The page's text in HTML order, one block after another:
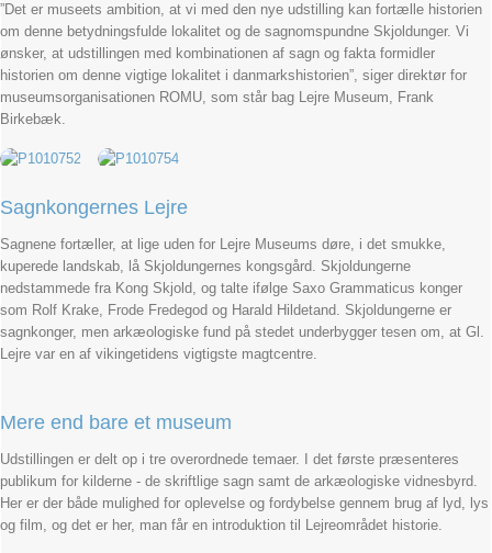
”Det er museets ambition, at vi med den nye udstilling kan fortælle historien
om denne betydningsfulde lokalitet og de sagnomspundne Skjoldunger. Vi
ønsker, at udstillingen med kombinationen af sagn og fakta formidler
historien om denne vigtige lokalitet i danmarkshistorien”, siger direktør for
museumsorganisationen ROMU, som står bag Lejre Museum, Frank
Birkebæk.
Sagnkongernes Lejre
Sagnene fortæller, at lige uden for Lejre Museums døre, i det smukke,
kuperede landskab, lå Skjoldungernes kongsgård. Skjoldungerne
nedstammede fra Kong Skjold, og talte ifølge Saxo Grammaticus konger
som Rolf Krake, Frode Fredegod og Harald Hildetand. Skjoldungerne er
sagnkonger, men arkæologiske fund på stedet underbygger tesen om, at Gl.
Lejre var en af vikingetidens vigtigste magtcentre.
Mere end bare et museum
Udstillingen er delt op i tre overordnede temaer. I det første præsenteres
publikum for kilderne - de skriftlige sagn samt de arkæologiske vidnesbyrd.
Her er der både mulighed for oplevelse og fordybelse gennem brug af lyd, lys
og film, og det er her, man får en introduktion til Lejreområdet historie.